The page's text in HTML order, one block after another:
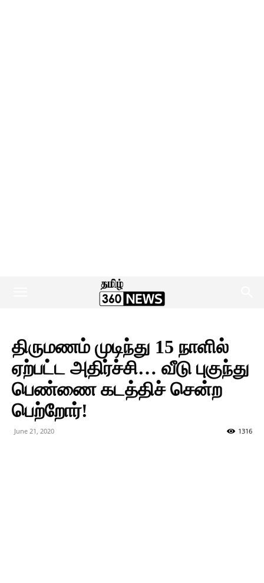
திருமணம் முடிந்து 15 நாளில்
ஏற்பட்ட அதிர்ச்சி… வீடு புகுந்து
பெண்ணை கடத்திச் சென்ற
பெற்றோர்!
June 21, 2020 1316